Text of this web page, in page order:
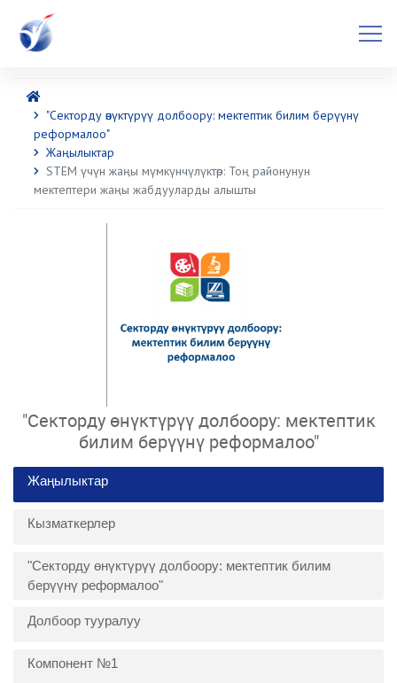
"Секторду өнүктүрүү долбоору: мектептик билим берүүнү
реформалоо"
Жаңылыктар
STEM үчүн жаңы мүмкүнчүлүктөр: Тоң районунун
мектептери жаңы жабдууларды алышты
"Секторду өнүктүрүү долбоору: мектептик
билим берүүнү реформалоо"
Жаңылыктар
Кызматкерлер
"Секторду өнүктүрүү долбоору: мектептик билим
берүүнү реформалоо"
Долбоор тууралуу
Компонент №1